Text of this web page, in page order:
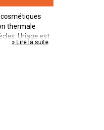
thermale
Uriage est
peaux
» Lire la suite